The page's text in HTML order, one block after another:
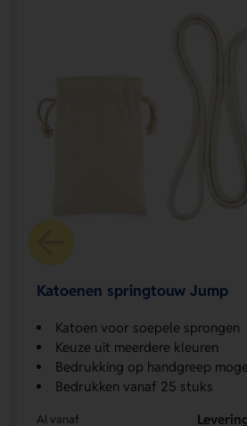
Katoenen springtouw Jump
Katoen voor soepele sprongen
Keuze uit meerdere kleuren
Bedrukking op handgreep
Bedrukken vanaf 25 stuks
Al vanaf